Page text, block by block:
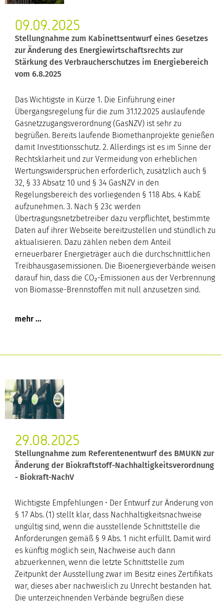
09.09.2025
Stellungnahme zum Kabinettsentwurf eines Gesetzes
zur Änderung des Energiewirtschaftsrechts zur
Stärkung des Verbraucherschutzes im Energiebereich
vom 6.8.2025
Das Wichtigste in Kürze 1. Die Einführung einer
Übergangsregelung für die zum 31.12.2025 auslaufende
Gasnetzzugangsverordnung (GasNZV) ist sehr zu
begrüßen. Bereits laufende Biomethanprojekte genießen
damit Investitionsschutz. 2. Allerdings ist es im Sinne der
Rechtsklarheit und zur Vermeidung von erheblichen
Wertungswidersprüchen erforderlich, zusätzlich auch §
32, § 33 Absatz 10 und § 34 GasNZV in den
Regelungsbereich des vorliegenden § 118 Abs. 4 KabE
aufzunehmen. 3. Nach § 23c werden
Übertragungsnetzbetreiber dazu verpflichtet, bestimmte
Daten auf ihrer Webseite bereitzustellen und stündlich zu
aktualisieren. Dazu zählen neben dem Anteil
erneuerbarer Energieträger auch die durchschnittlichen
Treibhausgasemissionen. Die Bioenergieverbände weisen
darauf hin, dass die CO₂-Emissionen aus der Verbrennung
von Biomasse-Brennstoffen mit null anzusetzen sind.
29.08.2025
Stellungnahme zum Referentenentwurf des BMUKN zur
Änderung der Biokraftstoff-Nachhaltigkeitsverordnung
- Biokraft-NachV
Wichtigste Empfehlungen • Der Entwurf zur Änderung von
§ 17 Abs. (1) stellt klar, dass Nachhaltigkeitsnachweise
ungültig sind, wenn die ausstellende Schnittstelle die
Anforderungen gemäß § 9 Abs. 1 nicht erfüllt. Damit wird
es künftig möglich sein, Nachweise auch dann
abzuerkennen, wenn die letzte Schnittstelle zum
Zeitpunkt der Ausstellung zwar im Besitz eines Zertifikats
war, dieses aber nachweislich zu Unrecht bestanden hat.
Die unterzeichnenden Verbände begrüßen diese